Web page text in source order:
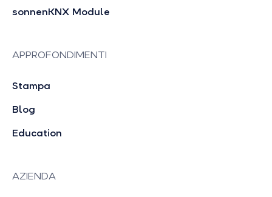
sonnenKNX Module
APPROFONDIMENTI
Stampa
Blog
Education
AZIENDA